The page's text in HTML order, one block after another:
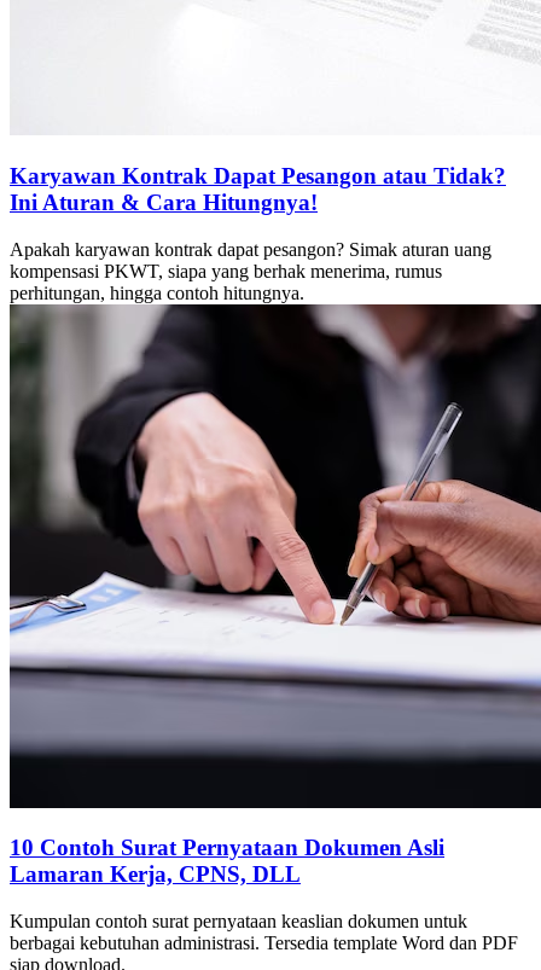
Karyawan Kontrak Dapat Pesangon atau Tidak?
Ini Aturan & Cara Hitungnya!
Apakah karyawan kontrak dapat pesangon? Simak aturan uang
kompensasi PKWT, siapa yang berhak menerima, rumus
perhitungan, hingga contoh hitungnya.
10 Contoh Surat Pernyataan Dokumen Asli
Lamaran Kerja, CPNS, DLL
Kumpulan contoh surat pernyataan keaslian dokumen untuk
berbagai kebutuhan administrasi. Tersedia template Word dan PDF
siap download.